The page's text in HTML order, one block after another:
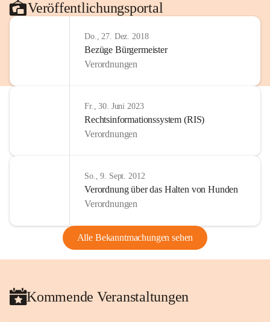
Veröffentlichungsportal
Do., 27. Dez. 2018
Bezüge Bürgermeister
Verordnungen
Fr., 30. Juni 2023
Rechtsinformationssystem (RIS)
Verordnungen
So., 9. Sept. 2012
Verordnung über das Halten von Hunden
Verordnungen
Alle Bekanntmachungen sehen
Kommende Veranstaltungen